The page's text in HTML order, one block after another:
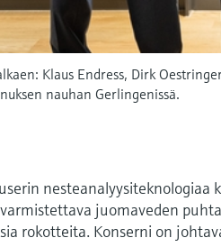
Klaus Endress, Dirk
nauhan Gerlingenissä.
juomaveden
rokotteita. Konserni on